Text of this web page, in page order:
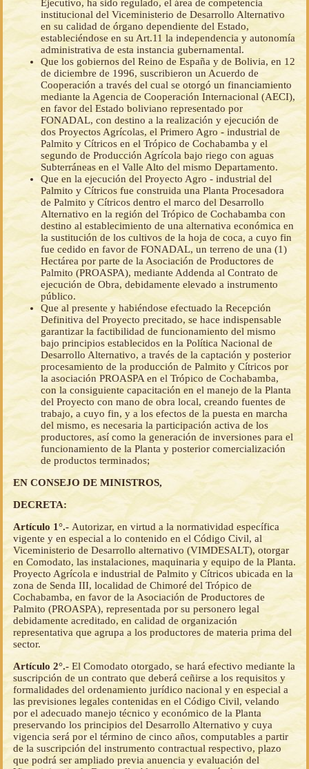
Ejecutivo, ha sido regulado, el área de competencia
institucional del Viceministerio de Desarrollo Alternativo
en su calidad de órgano dependiente del Estado,
estableciéndose en su Art.11 la independencia y autonomía
administrativa de esta instancia gubernamental.
Que los gobiernos del Reino de España y de Bolivia, en 12
de diciembre de 1996, suscribieron un Acuerdo de
Cooperación a través del cual se otorgó un financiamiento
mediante la Agencia de Cooperación Internacional (AECI),
en favor del Estado boliviano representado por
FONADAL, con destino a la realización y ejecución de
dos Proyectos Agrícolas, el Primero Agro - industrial de
Palmito y Cítricos en el Trópico de Cochabamba y el
segundo de Producción Agrícola bajo riego con aguas
Subterráneas en el Valle Alto del mismo Departamento.
Que en la ejecución del Proyecto Agro - industrial del
Palmito y Cítricos fue construida una Planta Procesadora
de Palmito y Cítricos dentro el marco del Desarrollo
Alternativo en la región del Trópico de Cochabamba con
destino al establecimiento de una alternativa económica en
la sustitución de los cultivos de la hoja de coca, a cuyo fin
fue cedido en favor de FONADAL, un terreno de una (1)
Hectárea por parte de la Asociación de Productores de
Palmito (PROASPA), mediante Addenda al Contrato de
ejecución de Obra, debidamente elevado a instrumento
público.
Que al presente y habiéndose efectuado la Recepción
Definitiva del Proyecto precitado, se hace indispensable
garantizar la factibilidad de funcionamiento del mismo
bajo principios establecidos en la Política Nacional de
Desarrollo Alternativo, a través de la captación y posterior
procesamiento de la producción de Palmito y Cítricos por
la asociación PROASPA en el Trópico de Cochabamba,
con la consiguiente capacitación en el manejo de la Planta
del Proyecto con mano de obra local, creando fuentes de
trabajo, a cuyo fin, y a los efectos de la puesta en marcha
del mismo, es necesaria la participación activa de los
productores, así como la generación de inversiones para el
funcionamiento de la Planta y posterior comercialización
de productos terminados;
EN CONSEJO DE MINISTROS,
DECRETA:
Artículo 1°.- Autorizar, en virtud a la normatividad específica
vigente y en especial a lo contenido en el Código Civil, al
Viceministerio de Desarrollo alternativo (VIMDESALT), otorgar
en Comodato, las instalaciones, maquinaria y equipo de la Planta.
Proyecto Agrícola e industrial de Palmito y Cítricos ubicada en la
zona de Senda III, localidad de Chimoré del Trópico de
Cochabamba, en favor de la Asociación de Productores de
Palmito (PROASPA), representada por su personero legal
debidamente acreditado, en calidad de organización
representativa que agrupa a los productores de materia prima del
sector.
Artículo 2°.- El Comodato otorgado, se hará efectivo mediante la
suscripción de un contrato que deberá ceñirse a los requisitos y
formalidades del ordenamiento jurídico nacional y en especial a
las previsiones legales contenidas en el Código Civil, velando
por el adecuado manejo técnico y económico de la Planta
preservando los principios del Desarrollo Alternativo y cuya
vigencia será por el término de cinco años, computables a partir
de la suscripción del instrumento contractual respectivo, plazo
que podrá ser ampliado previa anuencia y evaluación del